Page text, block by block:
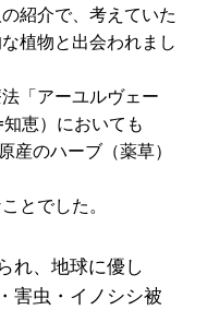
紹介で、考えていた
植物と出会われまし
「アーユルヴェー
恵）においても
産のハーブ（薬草）
とでした。
れ、地球に優し
害虫・イノシシ被